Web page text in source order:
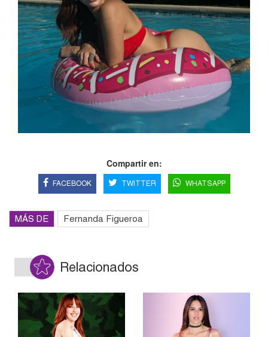
Compartir en:
FACEBOOK TWITTER WHATSAPP
MÁS DE Fernanda Figueroa
Relacionados